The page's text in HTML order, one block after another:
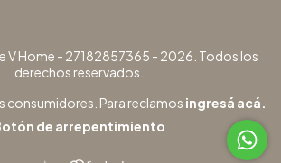
V Home - 27182857365 - 2026. Todos los
derechos reservados.
consumidores. Para reclamos ingresá acá.
de arrepentimiento